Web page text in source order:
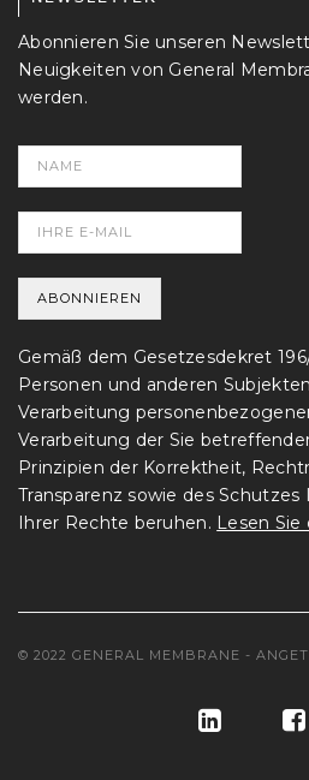
Abonnieren Sie unseren
Neuigkeiten von General
werden.
Gemäß dem Gesetzesdekret
Personen und anderen
Verarbeitung
Verarbeitung der Sie
Prinzipien der Korrektheit,
Transparenz sowie des
Ihrer Rechte beruhen. Lesen
© 2022 GENERAL MEMBRANE -